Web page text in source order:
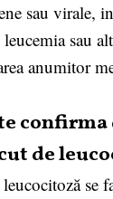
sau virale,
sau
anumitor
de
se